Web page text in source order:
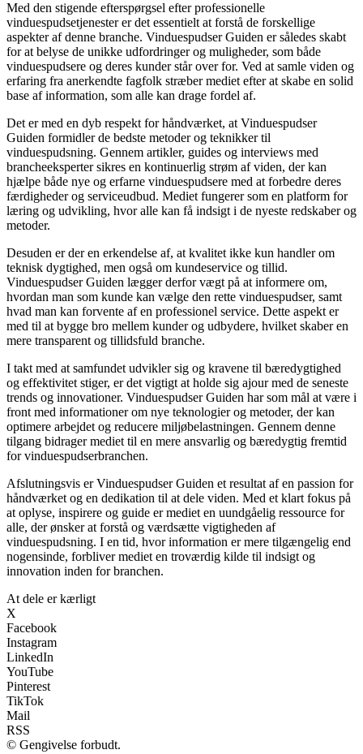
Med den stigende efterspørgsel efter professionelle
vinduespudsetjenester er det essentielt at forstå de forskellige
aspekter af denne branche. Vinduespudser Guiden er således skabt
for at belyse de unikke udfordringer og muligheder, som både
vinduespudsere og deres kunder står over for. Ved at samle viden og
erfaring fra anerkendte fagfolk stræber mediet efter at skabe en solid
base af information, som alle kan drage fordel af.
Det er med en dyb respekt for håndværket, at Vinduespudser
Guiden formidler de bedste metoder og teknikker til
vinduespudsning. Gennem artikler, guides og interviews med
brancheeksperter sikres en kontinuerlig strøm af viden, der kan
hjælpe både nye og erfarne vinduespudsere med at forbedre deres
færdigheder og serviceudbud. Mediet fungerer som en platform for
læring og udvikling, hvor alle kan få indsigt i de nyeste redskaber og
metoder.
Desuden er der en erkendelse af, at kvalitet ikke kun handler om
teknisk dygtighed, men også om kundeservice og tillid.
Vinduespudser Guiden lægger derfor vægt på at informere om,
hvordan man som kunde kan vælge den rette vinduespudser, samt
hvad man kan forvente af en professionel service. Dette aspekt er
med til at bygge bro mellem kunder og udbydere, hvilket skaber en
mere transparent og tillidsfuld branche.
I takt med at samfundet udvikler sig og kravene til bæredygtighed
og effektivitet stiger, er det vigtigt at holde sig ajour med de seneste
trends og innovationer. Vinduespudser Guiden har som mål at være i
front med informationer om nye teknologier og metoder, der kan
optimere arbejdet og reducere miljøbelastningen. Gennem denne
tilgang bidrager mediet til en mere ansvarlig og bæredygtig fremtid
for vinduespudserbranchen.
Afslutningsvis er Vinduespudser Guiden et resultat af en passion for
håndværket og en dedikation til at dele viden. Med et klart fokus på
at oplyse, inspirere og guide er mediet en uundgåelig ressource for
alle, der ønsker at forstå og værdsætte vigtigheden af
vinduespudsning. I en tid, hvor information er mere tilgængelig end
nogensinde, forbliver mediet en troværdig kilde til indsigt og
innovation inden for branchen.
At dele er kærligt
X
Facebook
Instagram
LinkedIn
YouTube
Pinterest
TikTok
Mail
RSS
© Gengivelse forbudt.